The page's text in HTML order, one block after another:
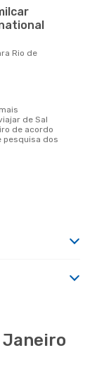
de Sal
de acordo
pesquisa dos
Janeiro